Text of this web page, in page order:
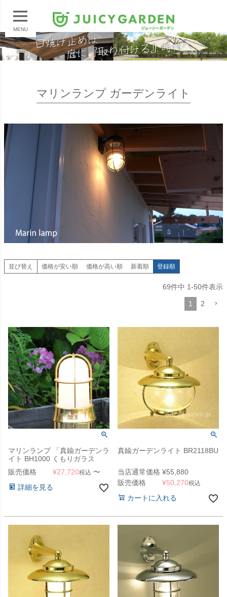
MENU
マリンランプ ガーデンライト
並び替え 価格が安い順 価格が高い順 新着順 登録順
69件中 1-50件表示
1 2
マリンランプ 「真鍮ガーデンラ
イト BH1000 くもりガラス
LED」
販売価格 ¥27,720税込 〜
詳細を見る
真鍮ガーデンライト BR2118BU
当店通常価格 ¥55,880
販売価格
¥50,270税込
カートに入れる